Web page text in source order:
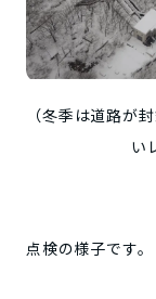
（冬季は道路が
い
点検の様子です。